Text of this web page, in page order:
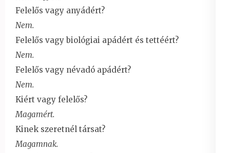
Felelős vagy anyádért?
Nem.
Felelős vagy biológiai apádért és tettéért?
Nem.
Felelős vagy névadó apádért?
Nem.
Kiért vagy felelős?
Magamért.
Kinek szeretnél társat?
Magamnak.